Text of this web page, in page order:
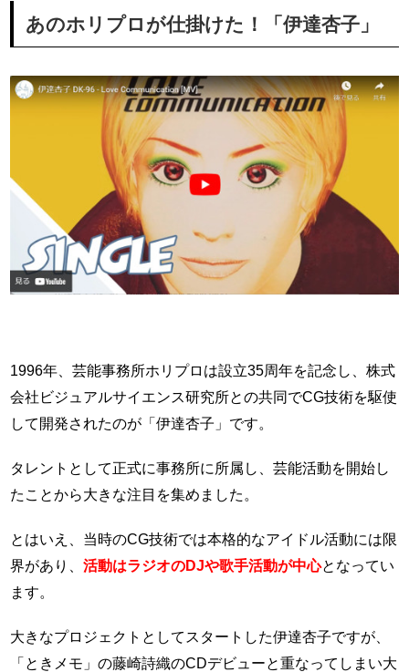
あのホリプロが仕掛けた！「伊達杏子」
1996年、芸能事務所ホリプロは設立35周年を記念し、株式
会社ビジュアルサイエンス研究所との共同でCG技術を駆使
して開発されたのが「伊達杏子」です。
タレントとして正式に事務所に所属し、芸能活動を開始し
たことから大きな注目を集めました。
とはいえ、当時のCG技術では本格的なアイドル活動には限
界があり、活動はラジオのDJや歌手活動が中心となってい
ます。
大きなプロジェクトとしてスタートした伊達杏子ですが、
「ときメモ」の藤崎詩織のCDデビューと重なってしまい大